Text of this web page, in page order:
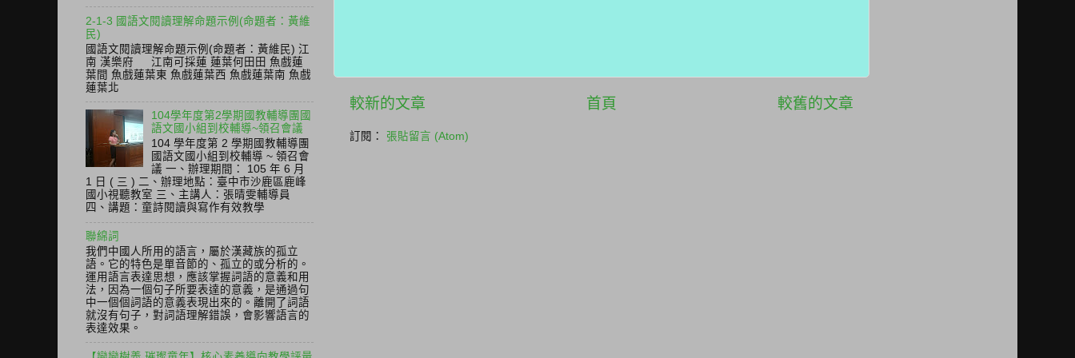
較新的文章 較舊的文章
首頁
訂閱： 張貼留言 (Atom)
2-1-3 國語文閱讀理解命題示例(命題者：黃維
民)
國語文閱讀理解命題示例(命題者：黃維民) 江
南 漢樂府 江南可採蓮 蓮葉何田田 魚戲蓮
葉間 魚戲蓮葉東 魚戲蓮葉西 魚戲蓮葉南 魚戲
蓮葉北
104學年度第2學期國教輔導團國
語文國小組到校輔導~領召會議
104 學年度第 2 學期國教輔導團
國語文國小組到校輔導 ~ 領召會
議 一、辦理期間： 105 年 6 月
1 日 ( 三 ) 二、辦理地點：臺中市沙鹿區鹿峰
國小視聽教室 三、主講人：張晴雯輔導員
四、講題：童詩閱讀與寫作有效教學
聯綿詞
我們中國人所用的語言，屬於漢藏族的孤立
語。它的特色是單音節的、孤立的或分析的。
運用語言表達思想，應該掌握詞語的意義和用
法，因為一個句子所要表達的意義，是通過句
中一個個詞語的意義表現出來的。離開了詞語
就沒有句子，對詞語理解錯誤，會影響語言的
表達效果。